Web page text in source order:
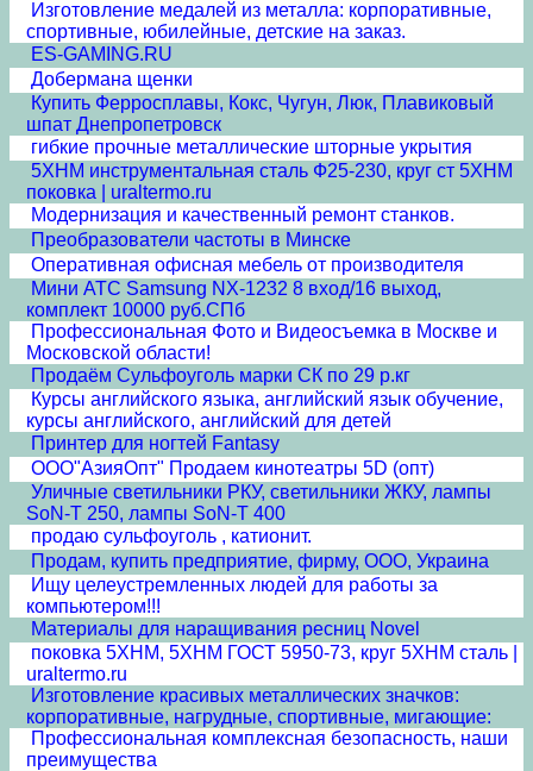
Изготовление медалей из металла: корпоративные,
спортивные, юбилейные, детские на заказ.
ES-GAMING.RU
Добермана щенки
Купить Ферросплавы, Кокс, Чугун, Люк, Плавиковый
шпат Днепропетровск
гибкие прочные металлические шторные укрытия
5ХНМ инструментальная сталь Ф25-230, круг ст 5ХНМ
поковка | uraltermo.ru
Модернизация и качественный ремонт станков.
Преобразователи частоты в Минске
Оперативная офисная мебель от производителя
Мини АТС Samsung NX-1232 8 вход/16 выход,
комплект 10000 руб.СПб
Профессиональная Фото и Видеосъемка в Москве и
Московской области!
Продаём Сульфоуголь марки СК по 29 р.кг
Курсы английского языка, английский язык обучение,
курсы английского, английский для детей
Принтер для ногтей Fantasy
ООО"АзияОпт" Продаем кинотеатры 5D (опт)
Уличные светильники РКУ, светильники ЖКУ, лампы
SoN-T 250, лампы SoN-T 400
продаю сульфоуголь , катионит.
Продам, купить предприятие, фирму, ООО, Украина
Ищу целеустремленных людей для работы за
компьютером!!!
Материалы для наращивания ресниц Novel
поковка 5ХНМ, 5ХНМ ГОСТ 5950-73, круг 5ХНМ сталь |
uraltermo.ru
Изготовление красивых металлических значков:
корпоративные, нагрудные, спортивные, мигающие:
Профессиональная комплексная безопасность, наши
преимущества